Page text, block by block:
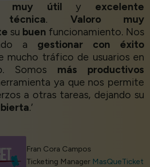
muy útil y excelente
. Valoro muy
su buen funcionamiento. Nos
a gestionar con éxito
mucho tráfico de usuarios en
Somos más productivos
ya que nos permite
a otras tareas, dejando su
.’
Fran Cora Campos
Ticketing Manager MasQueTicket